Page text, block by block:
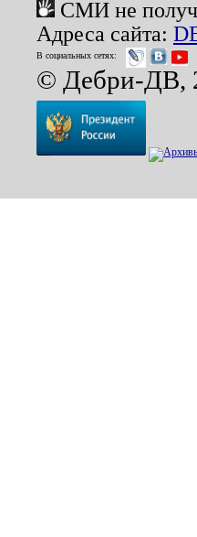
СМИ не
Адреса сайта:
В социальных сетях:
© Дебри-ДВ,